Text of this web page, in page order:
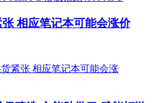
相应笔记本可能会涨价